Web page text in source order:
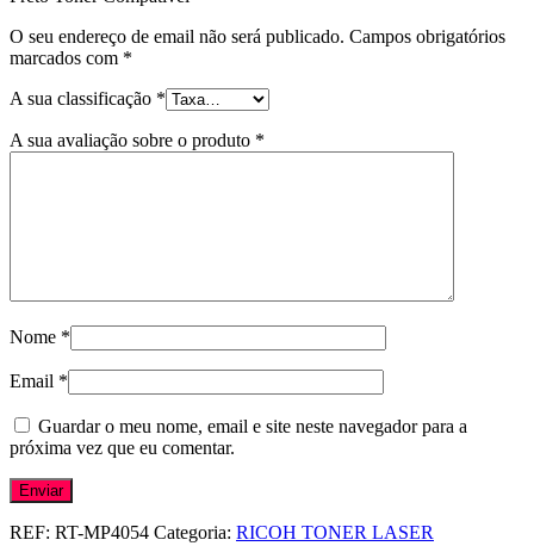
O seu endereço de email não será publicado. Campos obrigatórios
marcados com *
A sua classificação *
A sua avaliação sobre o produto *
Nome *
Email *
Guardar o meu nome, email e site neste navegador para a
próxima vez que eu comentar.
REF: RT-MP4054 Categoria: RICOH TONER LASER